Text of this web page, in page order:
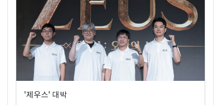
'제우스' 대박